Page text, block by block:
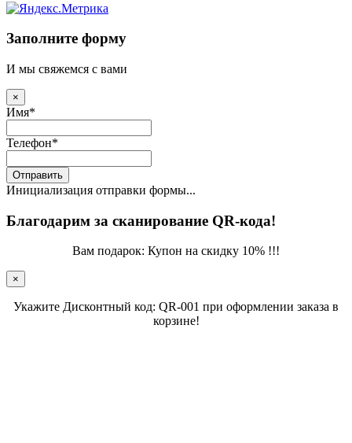
Заполните форму
И мы свяжемся с вами
×
Имя*
Телефон*
Отправить
Инициализация отправки формы...
Благодарим за сканирование QR-кода!
Вам подарок: Купон на скидку 10% !!!
×
Укажите Дисконтный код: QR-001 при оформлении заказа в
корзине!